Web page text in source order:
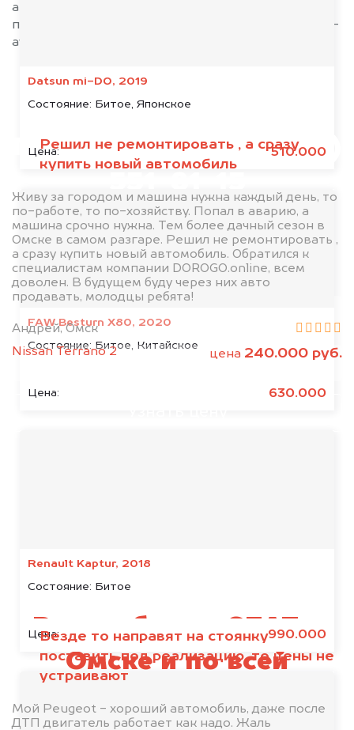
Datsun mi-DO, 2019
Состояние: Битое, Японское
Цена: 510.000
FAW Besturn X80, 2020
Состояние: Битое, Китайское
Цена: 630.000
Renault Kaptur, 2018
Состояние: Битое
Цена: 990.000
Решил не ремонтировать , а сразу
купить новый автомобиль
Живу за городом и машина нужна каждый день, то
по-работе, то по-хозяйству. Попал в аварию, а
машина срочно нужна. Тем более дачный сезон в
Омске в самом разгаре. Решил не ремонтировать ,
а сразу купить новый автомобиль. Обратился к
специалистам компании DOROGO.online, всем
доволен. В будущем буду через них авто
продавать, молодцы ребята!
Андрей, Омск
Nissan Terrano 2
цена 240.000 руб.
Везде то направят на стоянку
поставить под реализацию, то цены не
устраивают
Мой Peugeot - хороший автомобиль, даже после
ДТП двигатель работает как надо. Жаль
авто. И помните: Автовыкуп ДОРОГО.онлайн
предлагает цены выше, чем на популярных авто-
аукционах.
Позвоните нам: 8 (800)
Мы проконсультируем вас и
рассчитаем стоимость вашего
автомобиля.
Выкуп битых SEAT в
Омске и по всей
Омской области